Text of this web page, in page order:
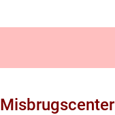
Misbrugscenter